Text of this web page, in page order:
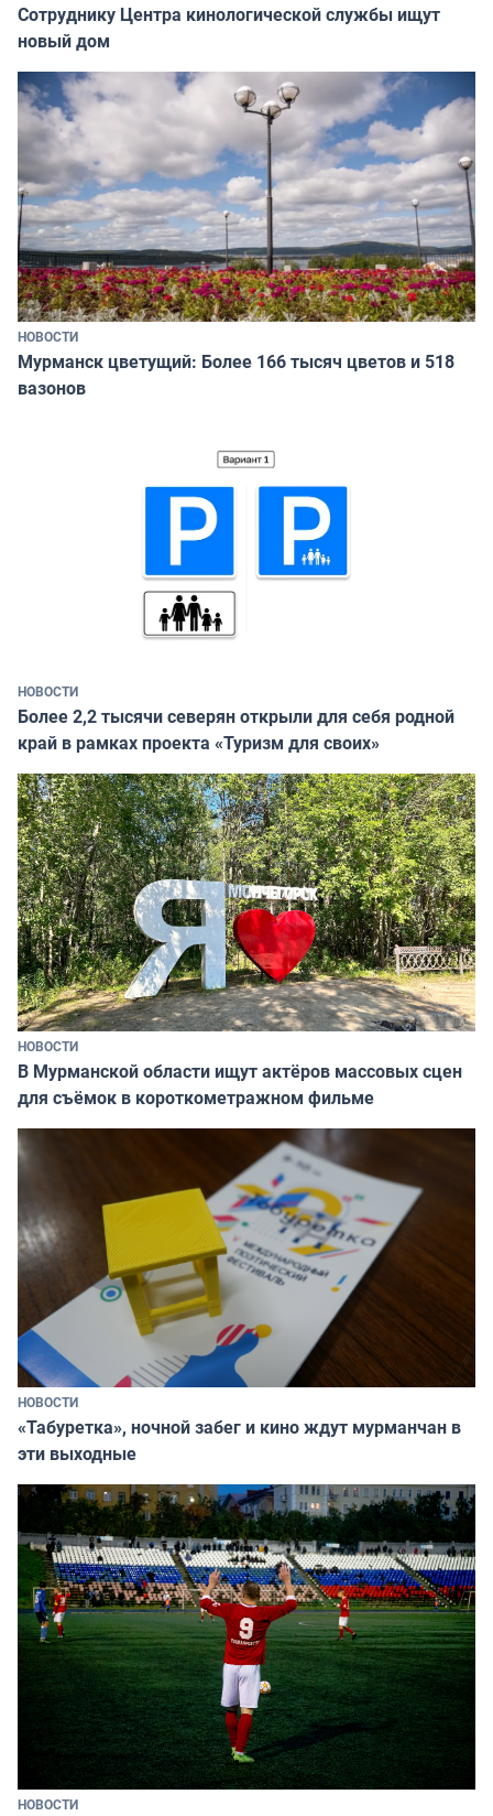
Сотруднику Центра кинологической службы ищут
новый дом
НОВОСТИ
Мурманск цветущий: Более 166 тысяч цветов и 518
вазонов
НОВОСТИ
Более 2,2 тысячи северян открыли для себя родной
край в рамках проекта «Туризм для своих»
НОВОСТИ
В Мурманской области ищут актёров массовых сцен
для съёмок в короткометражном фильме
НОВОСТИ
«Табуретка», ночной забег и кино ждут мурманчан в
эти выходные
НОВОСТИ